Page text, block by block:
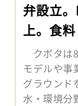
弁設立
上。食
クボタは
モデルや事
グラウンド
水・環境分